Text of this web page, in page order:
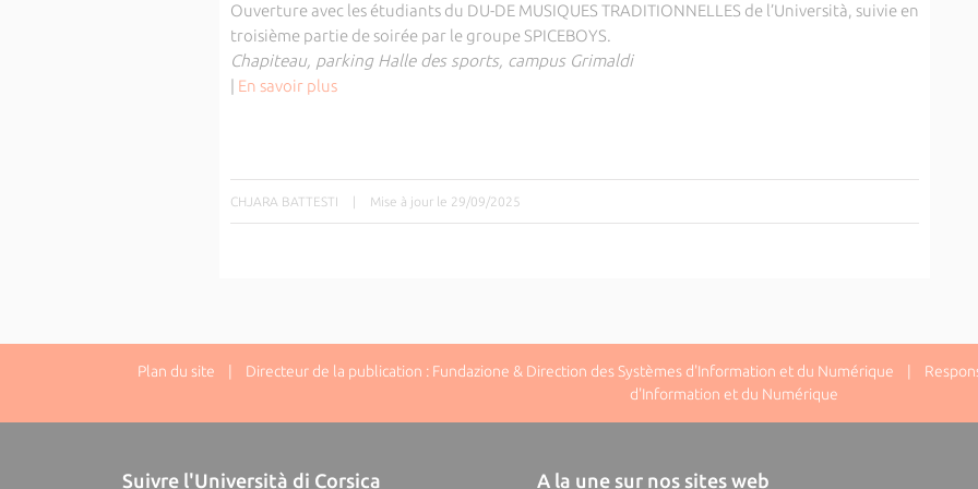
Ouverture avec les étudiants du DU-DE MUSIQUES TRADITIONNELLES de l’Università, suivie en
troisième partie de soirée par le groupe SPICEBOYS.
Chapiteau, parking Halle des sports, campus Grimaldi
En savoir plus
CHJARA BATTESTI | Mise à jour le 29/09/2025
Plan du site | Directeur de la publication : Fundazione & Direction des Systèmes d'Information et du Numérique |
d'Information et du Numérique
Suivre l'Università di Corsica A la une sur nos sites web